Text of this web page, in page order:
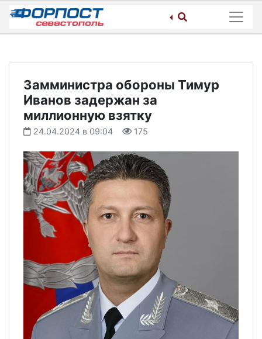
Skip
content
Замминистра обороны Тимур
Иванов задержан за
миллионную взятку
24.04.2024 в 09:04 175